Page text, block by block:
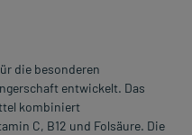
die besonderen
entwickelt. Das
kombiniert
C, B12 und Folsäure. Die